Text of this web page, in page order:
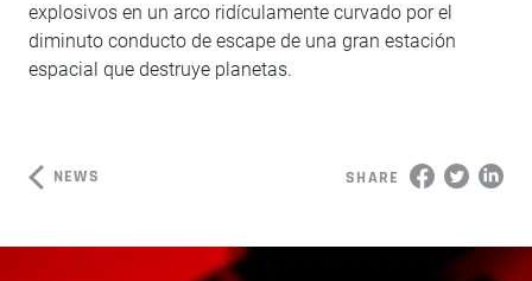
explosivos en un arco ridículamente curvado por el
diminuto conducto de escape de una gran estación
espacial que destruye planetas.
NEWS SHARE